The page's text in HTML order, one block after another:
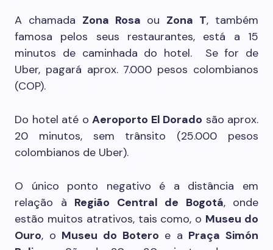
A chamada Zona Rosa ou Zona T, também
famosa pelos seus restaurantes, está a 15
minutos de caminhada do hotel. Se for de
Uber, pagará aprox. 7.000 pesos colombianos
(COP).
Do hotel até o Aeroporto El Dorado são aprox.
20 minutos, sem trânsito (25.000 pesos
colombianos de Uber).
O único ponto negativo é a distância em
relação à Região Central de Bogotá, onde
estão muitos atrativos, tais como, o Museu do
Ouro, o Museu do Botero e a Praça Simón